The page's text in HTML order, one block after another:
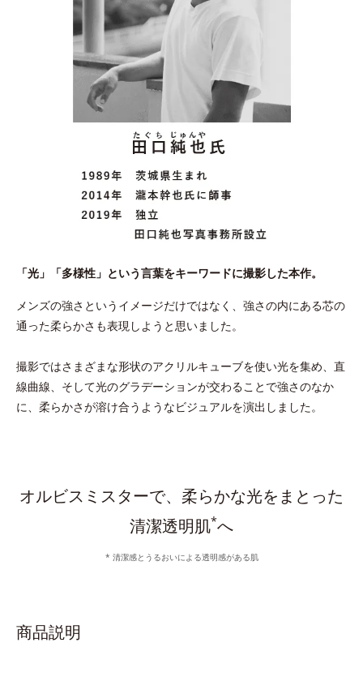
「光」「多様性」という言葉をキーワードに撮影した本作。
メンズの強さというイメージだけではなく、強さの内にある芯の
通った柔らかさも表現しようと思いました。
撮影ではさまざまな形状のアクリルキューブを使い光を集め、直
線曲線、そして光のグラデーションが交わることで強さのなか
に、柔らかさが溶け合うようなビジュアルを演出しました。
オルビスミスターで、柔らかな光をまとった
清潔透明肌*へ
* 清潔感とうるおいによる透明感がある肌
商品説明